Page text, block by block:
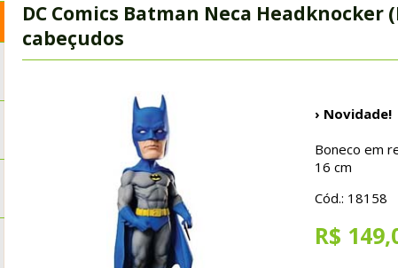
DC Comics Batman Neca Headknocker
cabeçudos
› Novidade!
Boneco em
16 cm
Cód.: 18158
R$